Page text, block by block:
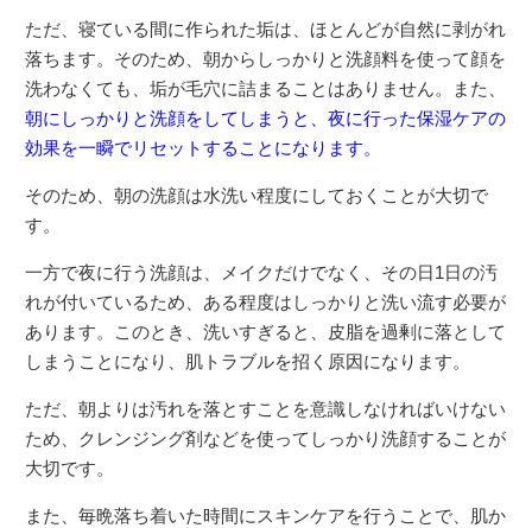
ただ、寝ている間に作られた垢は、ほとんどが自然に剥がれ
落ちます。そのため、朝からしっかりと洗顔料を使って顔を
洗わなくても、垢が毛穴に詰まることはありません。また、
朝にしっかりと洗顔をしてしまうと、夜に行った保湿ケアの
効果を一瞬でリセットすることになります。
そのため、朝の洗顔は水洗い程度にしておくことが大切で
す。
一方で夜に行う洗顔は、メイクだけでなく、その日1日の汚
れが付いているため、ある程度はしっかりと洗い流す必要が
あります。このとき、洗いすぎると、皮脂を過剰に落として
しまうことになり、肌トラブルを招く原因になります。
ただ、朝よりは汚れを落とすことを意識しなければいけない
ため、クレンジング剤などを使ってしっかり洗顔することが
大切です。
また、毎晩落ち着いた時間にスキンケアを行うことで、肌か